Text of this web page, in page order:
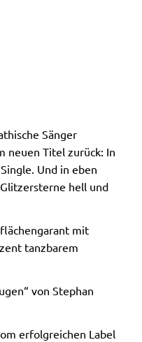
Sänger
neuen Titel zurück: In
Und in eben
hell und
mit
tanzbarem
von Stephan
erfolgreichen Label